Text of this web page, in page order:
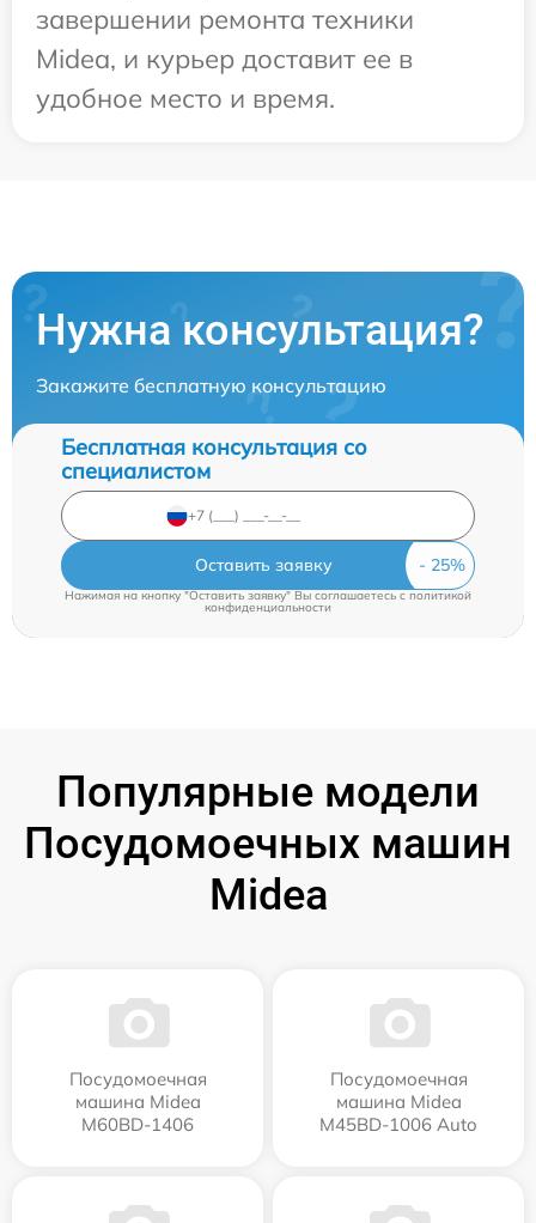
завершении ремонта техники
Midea, и курьер доставит ее в
удобное место и время.
Нужна консультация?
Закажите бесплатную консультацию
Бесплатная консультация со
специалистом
Оставить заявку
Нажимая на кнопку "Оставить заявку" Вы соглашаетесь cполитикой
конфиденциальности
Популярные модели
Посудомоечных машин
Midea
Посудомоечная
машина Midea
M60BD-1406
Посудомоечная
машина Midea
M45BD-1006 Auto